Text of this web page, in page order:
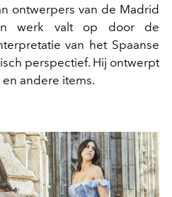
ontwerpers van de Madrid
werk valt op door de
van het Spaanse
perspectief. Hij ontwerpt
andere items.